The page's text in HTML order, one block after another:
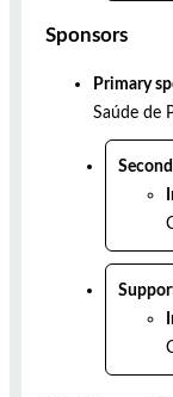
Sponsors
Primary
Saúde de